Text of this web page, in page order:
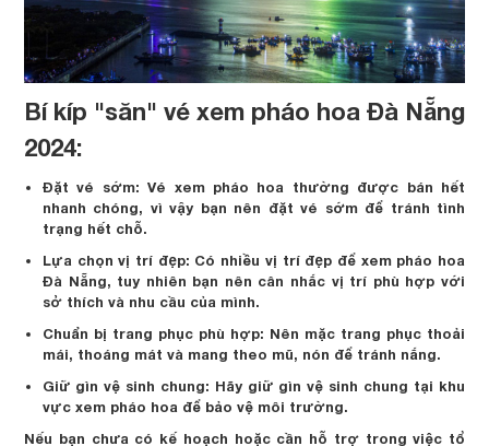
Bí kíp "săn" vé xem pháo hoa Đà Nẵng
2024:
Đặt vé sớm: Vé xem pháo hoa thường được bán hết
nhanh chóng, vì vậy bạn nên đặt vé sớm để tránh tình
trạng hết chỗ.
Lựa chọn vị trí đẹp: Có nhiều vị trí đẹp để xem pháo hoa
Đà Nẵng, tuy nhiên bạn nên cân nhắc vị trí phù hợp với
sở thích và nhu cầu của mình.
Chuẩn bị trang phục phù hợp: Nên mặc trang phục thoải
mái, thoáng mát và mang theo mũ, nón để tránh nắng.
Giữ gìn vệ sinh chung: Hãy giữ gìn vệ sinh chung tại khu
vực xem pháo hoa để bảo vệ môi trường.
Nếu bạn chưa có kế hoạch hoặc cần hỗ trợ trong việc tổ